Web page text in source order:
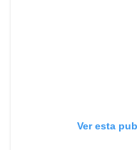
Ver esta